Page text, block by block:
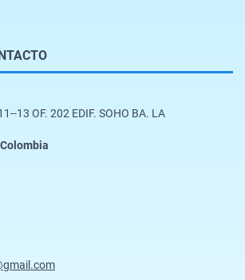
13 OF. 202 EDIF. SOHO BA. LA